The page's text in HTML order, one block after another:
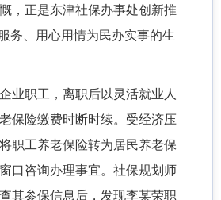
，正是东津社保办事处创新推
务、用心用情为民办实事的生
业职工，离职后以灵活就业人
保险缴费时断时续。受经济压
职工养老保险转为居民养老保
口咨询办理事宜。社保规划师
其参保信息后，发现李某荣职